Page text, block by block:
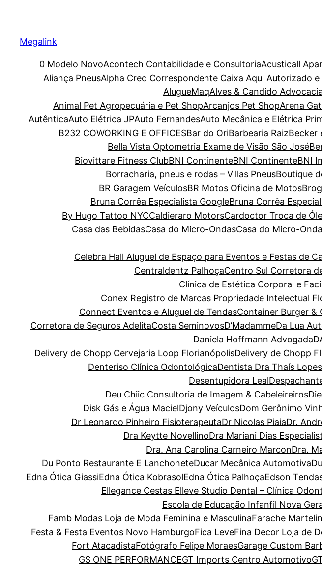
Megalink
0 Modelo NovoAcontech Contabilidade e ConsultoriaAcusticall
Aliança PneusAlpha Cred Correspondente Caixa Aqui Autorizado
AlugueMaqAlves & Candido Advocacia
Animal Pet Agropecuária e Pet ShopArcanjos Pet ShopArena
AutênticaAuto Elétrica JPAuto FernandesAuto Mecânica e Elétrica
B232 COWORKING E OFFICESBar do OriBarbearia RaizBecker
Bella Vista Optometria Exame de Visão São José
Biovittare Fitness ClubBNI ContinenteBNI ContinenteBNI
Borracharia, pneus e rodas – Villas PneusBoutique
BR Garagem VeículosBR Motos Oficina de Motos
Bruna Corrêa Especialista GoogleBruna Corrêa
By Hugo Tattoo NYCCaldieraro MotorsCardoctor Troca de
Casa das BebidasCasa do Micro-OndasCasa do Micro-
Celebra Hall Aluguel de Espaço para Eventos e Festas de
Centraldentz PalhoçaCentro Sul Corretora
Clínica de Estética Corporal e
Conex Registro de Marcas Propriedade Intelectual
Connect Eventos e Aluguel de TendasContainer Burger &
Corretora de Seguros AdelitaCosta SeminovosD’MadammeDa Lua
Daniela Hoffmann Advogada
Delivery de Chopp Cervejaria Loop FlorianópolisDelivery de Chopp
Denteriso Clínica OdontológicaDentista Dra Thaís
Desentupidora Leal
Deu Chiic Consultoria de Imagem & Cabeleireiros
Disk Gás e Água MacielDjony VeículosDom Gerônimo
Dr Leonardo Pinheiro FisioterapeutaDr Nicolas PiaiaDr.
Dra Keytte NovellinoDra Mariani Dias
Dra. Ana Carolina Carneiro MarconDra.
Du Ponto Restaurante E LanchoneteDucar Mecânica Automotiva
Edna Ótica GiassiEdna Ótica KobrasolEdna Ótica PalhoçaEdson
Ellegance Cestas Elleve Studio Dental – Clínica
Escola de Educação Infanfil Nova
Famb Modas Loja de Moda Feminina e MasculinaFarache
Festa & Festa Eventos Novo HamburgoFica LeveFina Decor Loja de
Fort AtacadistaFotógrafo Felipe MoraesGarage Custom
GS ONE PERFORMANCEGT Imports Centro Automotivo